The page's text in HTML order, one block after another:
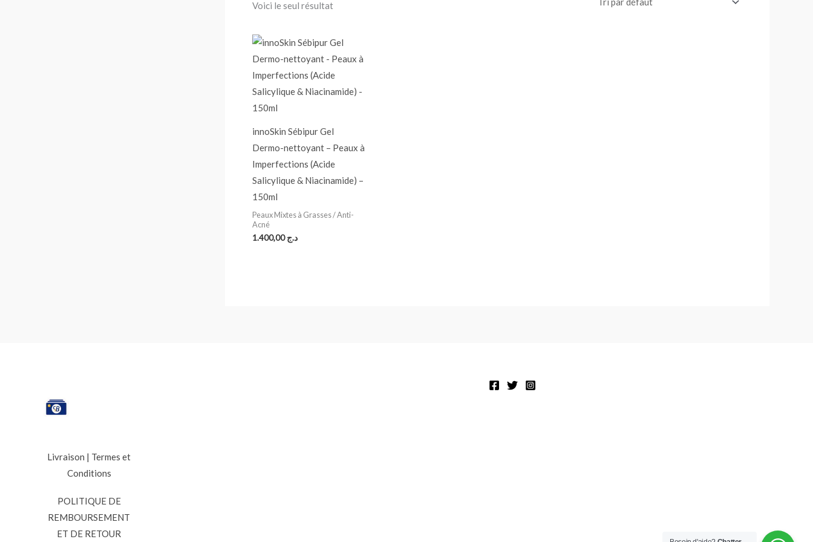
Voici le seul résultat
innoSkin Sébipur Gel
Dermo-nettoyant – Peaux à
Imperfections (Acide
Salicylique & Niacinamide) –
150ml
Peaux Mixtes à Grasses / Anti-
Acné
د.ج1.400,00
Livraison | Termes et
Conditions
POLITIQUE DE
REMBOURSEMENT
ET DE RETOUR